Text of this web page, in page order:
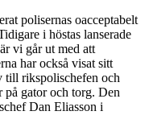
polisernas oacceptabelt
i höstas lanserade
vi går ut med att
har också visat sitt
till rikspolischefen och
på gator och torg. Den
Dan Eliasson i